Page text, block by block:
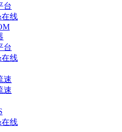
台
线
台
线
速
速
线